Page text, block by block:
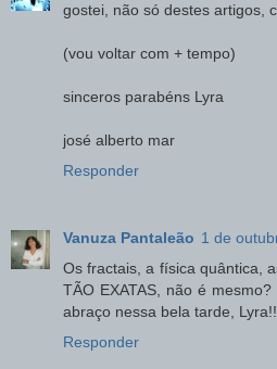
gostei, não só destes artigos,
(vou voltar com + tempo)
sinceros parabéns Lyra
josé alberto mar
Responder
Vanuza Pantaleão 1 de
Os fractais, a física quântica,
TÃO EXATAS, não é
abraço nessa bela tarde,
Responder